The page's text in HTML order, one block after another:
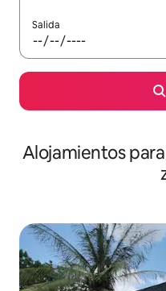
Salida
Alojamientos